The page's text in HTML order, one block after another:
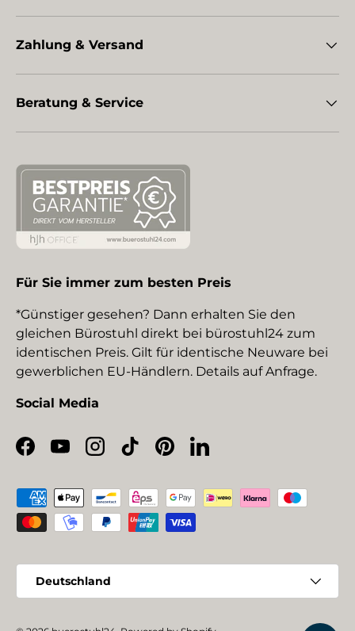
Zahlung & Versand
Beratung & Service
Für Sie immer zum besten Preis
*Günstiger gesehen? Dann erhalten Sie den
gleichen Bürostuhl direkt bei bürostuhl24 zum
identischen Preis. Gilt für identische Neuware bei
gewerblichen EU-Händlern. Details auf Anfrage.
Social Media
Facebook
YouTubeInstagram
TikTokPinterestLinkedIn
Zahlungsmethoden
Deutschland